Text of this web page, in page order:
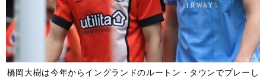
橋岡大樹は今年からイングランドのルートン・タウンでプレーし